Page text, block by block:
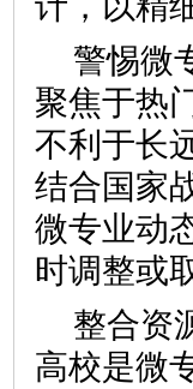
警惕微
聚焦于热
不利于长
结合国家
微专业动
时调整或
整合资
高校是微